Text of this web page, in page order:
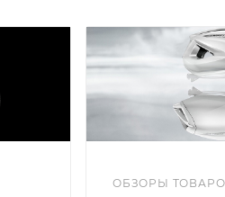
ОБЗОРЫ